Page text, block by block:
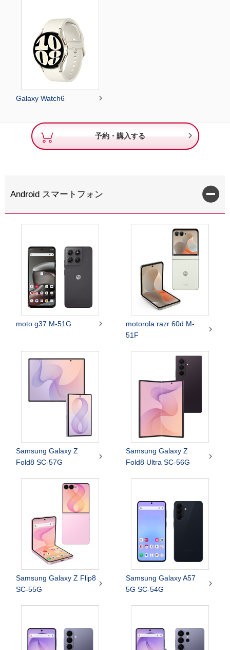
Galaxy Watch6 
予約・購入する 
Android スマートフォン
moto g37 M-51G 
motorola razr 60d M-
51F

Samsung Galaxy Z
Fold8 SC-57G

Samsung Galaxy Z
Fold8 Ultra SC-56G

Samsung Galaxy Z Flip8
SC-55G

Samsung Galaxy A57
5G SC-54G
